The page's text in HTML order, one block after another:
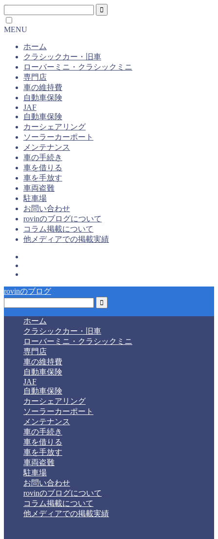
MENU
ホーム
クラシックカー・旧車
ローバーミニ・クラシックミニ
専門店
車の維持費
自動車保険
JAF
自動車保険
カーシェアリング
ソーラーカーポート
メンテナンス
車の手続き
車を借りる
車を手放す
車両盗難
駐車場
お問い合わせ
rovinのブログについて
コラム掲載について
他メディアでの掲載実績
rovinのブログ
ホーム
クラシックカー・旧車
ローバーミニ・クラシックミニ
専門店
車の維持費
自動車保険
JAF
自動車保険
カーシェアリング
ソーラーカーポート
メンテナンス
車の手続き
車を借りる
車を手放す
車両盗難
駐車場
お問い合わせ
rovinのブログについて
コラム掲載について
他メディアでの掲載実績